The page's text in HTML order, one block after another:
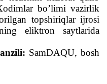
bo’limi vazirlik
topshiriqlar ijrosi
eliktron saytlarida
SamDAQU, bosh